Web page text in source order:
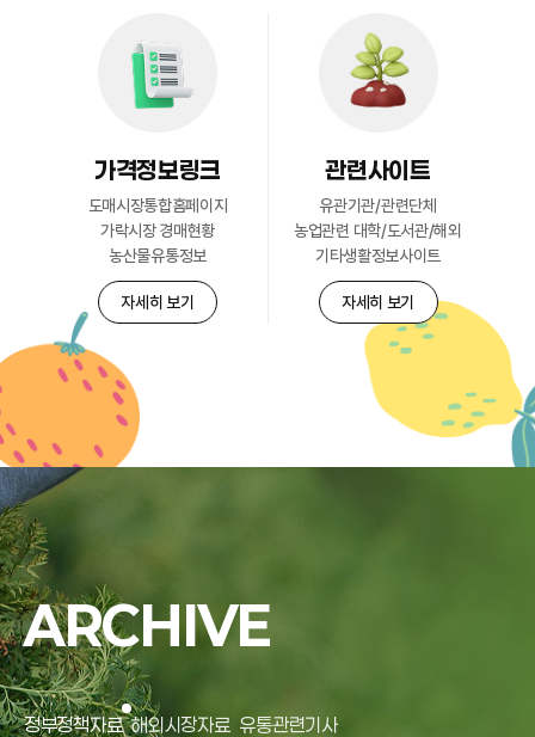
가격정보링크
도매시장통합홈페이지
가락시장 경매현황
농산물유통정보
자세히 보기
관련사이트
유관기관/관련단체
농업관련 대학/도서관/해외
기타생활정보사이트
자세히 보기
ARCHIVE
정부정책자료 해외시장자료 유통관련기사